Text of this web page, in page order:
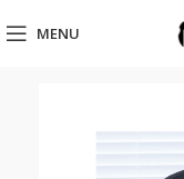
MENU